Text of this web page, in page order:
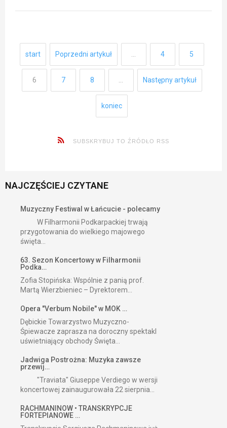
start Poprzedni artykuł 4 5
6 7 8 Następny artykuł
koniec
SUBSKRYBUJ TO ŹRÓDŁO RSS
NAJCZĘŚCIEJ CZYTANE
Muzyczny Festiwal w Łańcucie - polecamy
W Filharmonii Podkarpackiej trwają
przygotowania do wielkiego majowego
święta...
63. Sezon Koncertowy w Filharmonii
Podka…
Zofia Stopińska: Wspólnie z panią prof.
Martą Wierzbieniec – Dyrektorem...
Opera "Verbum Nobile" w MOK …
Dębickie Towarzystwo Muzyczno-
Śpiewacze zaprasza na doroczny spektakl
uświetniający obchody Święta...
Jadwiga Postrożna: Muzyka zawsze
przewij…
"Traviata" Giuseppe Verdiego w wersji
koncertowej zainaugurowała 22 sierpnia...
RACHMANINOW • TRANSKRYPCJE
FORTEPIANOWE …